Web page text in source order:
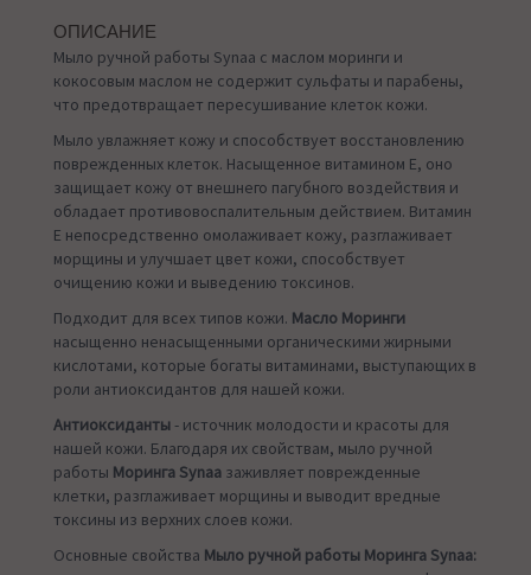
ОПИСАНИЕ
Мыло ручной работы Synaa с маслом моринги и
кокосовым маслом не содержит сульфаты и парабены,
что предотвращает пересушивание клеток кожи.
Мыло увлажняет кожу и способствует восстановлению
поврежденных клеток. Насыщенное витамином Е, оно
защищает кожу от внешнего пагубного воздействия и
обладает противовоспалительным действием. Витамин
Е непосредственно омолаживает кожу, разглаживает
морщины и улучшает цвет кожи, способствует
очищению кожи и выведению токсинов.
Подходит для всех типов кожи. Масло Моринги
насыщенно ненасыщенными органическими жирными
кислотами, которые богаты витаминами, выступающих в
роли антиоксидантов для нашей кожи.
Антиоксиданты - источник молодости и красоты для
нашей кожи. Благодаря их свойствам, мыло ручной
работы Моринга Synaa заживляет поврежденные
клетки, разглаживает морщины и выводит вредные
токсины из верхних слоев кожи.
Основные свойства Мыло ручной работы Моринга Synaa: